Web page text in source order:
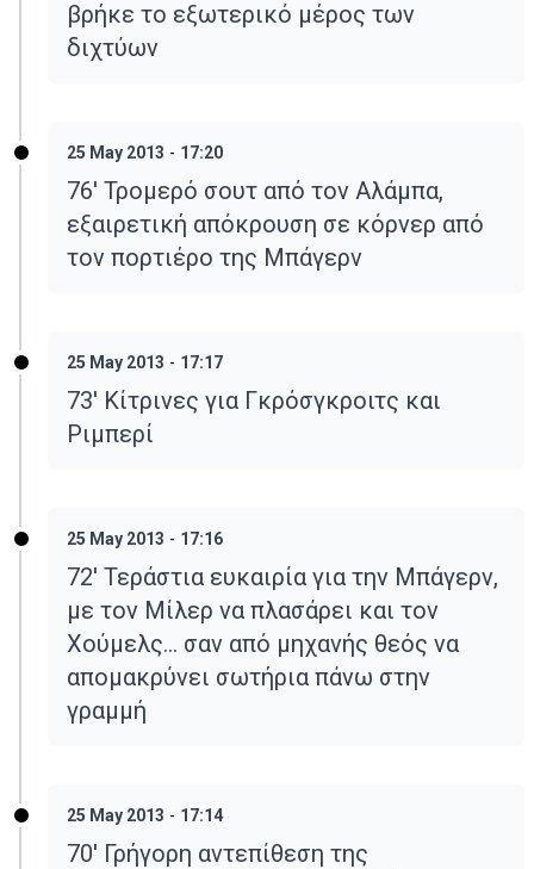
βρήκε το εξωτερικό μέρος των
διχτύων
25 May 2013 - 17:20
76' Τρομερό σουτ από τον Αλάμπα,
εξαιρετική απόκρουση σε κόρνερ από
τον πορτιέρο της Μπάγερν
25 May 2013 - 17:17
73' Κίτρινες για Γκρόσγκροιτς και
Ριμπερί
25 May 2013 - 17:16
72' Τεράστια ευκαιρία για την Μπάγερν,
με τον Μίλερ να πλασάρει και τον
Χούμελς... σαν από μηχανής θεός να
απομακρύνει σωτήρια πάνω στην
γραμμή
25 May 2013 - 17:14
70' Γρήγορη αντεπίθεση της